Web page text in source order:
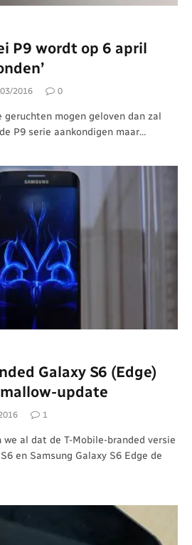
P9 wordt op 6 april
2016 0
mogen geloven dan zal
P9 serie aankondigen maar…
Galaxy S6 (Edge)
update
1
al dat de T-Mobile-branded versie
en Samsung Galaxy S6 Edge de